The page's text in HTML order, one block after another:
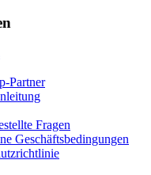
Partner
Fragen
Geschäftsbedingungen